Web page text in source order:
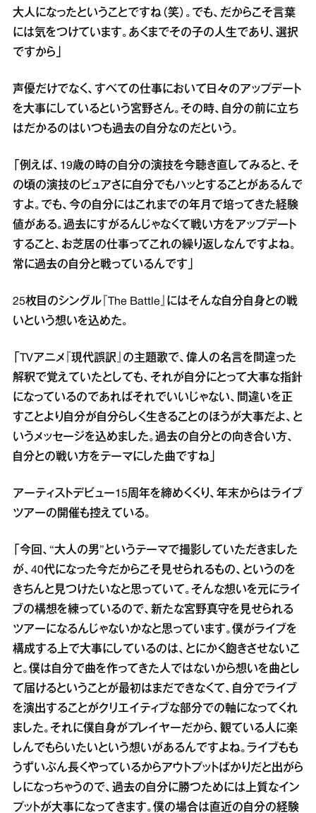
大人になったということですね（笑）。でも、だからこそ言葉
には気をつけています。あくまでその子の人生であり、選択
ですから」
声優だけでなく、すべての仕事において日々のアップデート
を大事にしているという宮野さん。その時、自分の前に立ち
はだかるのはいつも過去の自分なのだという。
「例えば、19歳の時の自分の演技を今聴き直してみると、そ
の頃の演技のピュアさに自分でもハッとすることがあるんで
すよ。でも、今の自分にはこれまでの年月で培ってきた経験
値がある。過去にすがるんじゃなくて戦い方をアップデート
すること、お芝居の仕事ってこれの繰り返しなんですよね。
常に過去の自分と戦っているんです」
25枚目のシングル『The Battle』にはそんな自分自身との戦
いという想いを込めた。
「TVアニメ『現代誤訳』の主題歌で、偉人の名言を間違った
解釈で覚えていたとしても、それが自分にとって大事な指針
になっているのであればそれでいいじゃない、間違いを正
すことより自分が自分らしく生きることのほうが大事だよ、と
いうメッセージを込めました。過去の自分との向き合い方、
自分との戦い方をテーマにした曲ですね」
アーティストデビュー15周年を締めくくり、年末からはライブ
ツアーの開催も控えている。
「今回、“大人の男”というテーマで撮影していただきました
が、40代になった今だからこそ見せられるもの、というのを
きちんと見つけたいなと思っていて。そんな想いを元にライ
ブの構想を練っているので、新たな宮野真守を見せられる
ツアーになるんじゃないかなと思っています。僕がライブを
構成する上で大事にしているのは、とにかく飽きさせないこ
と。僕は自分で曲を作ってきた人ではないから想いを曲とし
て届けるということが最初はまだできなくて、自分でライブ
を演出することがクリエイティブな部分での軸になってくれ
ました。それに僕自身がプレイヤーだから、観ている人に楽
しんでもらいたいという想いがあるんですよね。ライブもも
うずいぶん長くやっているからアウトプットばかりだと出がら
しになっちゃうので、過去の自分に勝つためには上質なイン
プットが大事になってきます。僕の場合は直近の自分の経験